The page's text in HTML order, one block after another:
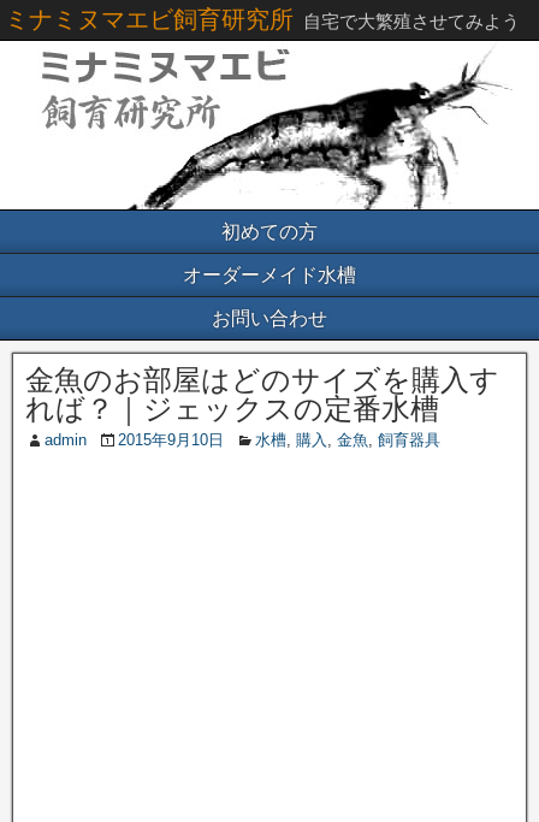
ミナミヌマエビ飼育研究所 自宅で大繁殖させてみよう
初めての方
オーダーメイド水槽
お問い合わせ
金魚のお部屋はどのサイズを購入す
れば？｜ジェックスの定番水槽
admin 2015年9月10日 水槽, 購入 , 金魚, 飼育器具